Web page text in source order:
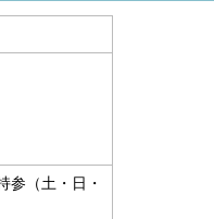
参（土・日・